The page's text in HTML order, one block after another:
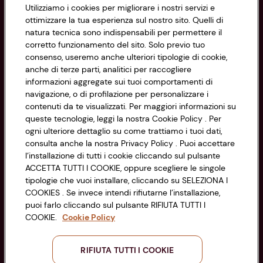
Informazioni
Privacy Policy
Cookie Policy
Impostazioni Cookie
Accessibilità
CONAD SOCIETÀ COOPERATIVA
Via Michelino, 59 | 40127 BOLOGNA
Codice Fiscale e Registro Imprese
di Bologna 00865960157
PARTITA IVA 03320960374
Servizio clienti
Seguici sui Social:
Utilizziamo i cookies per migliorare i nostri servizi e
ottimizzare la tua esperienza sul nostro sito. Quelli di
natura tecnica sono indispensabili per permettere il
corretto funzionamento del sito. Solo previo tuo
consenso, useremo anche ulteriori tipologie di cookie,
anche di terze parti, analitici per raccogliere
informazioni aggregate sui tuoi comportamenti di
navigazione, o di profilazione per personalizzare i
contenuti da te visualizzati. Per maggiori informazioni su
queste tecnologie, leggi la nostra Cookie Policy . Per
ogni ulteriore dettaglio su come trattiamo i tuoi dati,
consulta anche la nostra Privacy Policy . Puoi accettare
l’installazione di tutti i cookie cliccando sul pulsante
ACCETTA TUTTI I COOKIE, oppure scegliere le singole
tipologie che vuoi installare, cliccando su SELEZIONA I
COOKIES . Se invece intendi rifiutarne l’installazione,
puoi farlo cliccando sul pulsante RIFIUTA TUTTI I
COOKIE. Cookie Policy
RIFIUTA TUTTI I COOKIE